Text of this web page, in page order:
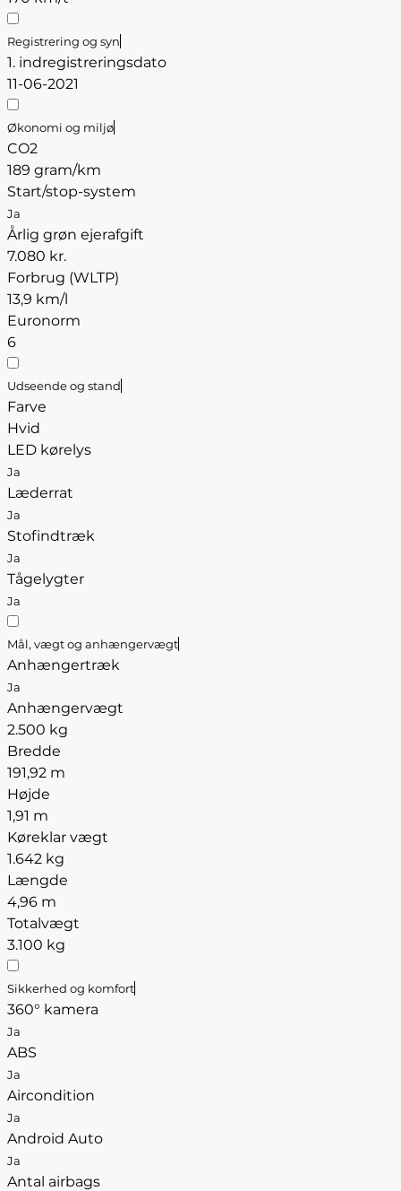
Registrering og syn
1. indregistreringsdato
11-06-2021
Økonomi og miljø
CO2
189 gram/km
Start/stop-system
Ja
Årlig grøn ejerafgift
7.080 kr.
Forbrug (WLTP)
13,9 km/l
Euronorm
6
Udseende og stand
Farve
Hvid
LED kørelys
Ja
Læderrat
Ja
Stofindtræk
Ja
Tågelygter
Ja
Mål, vægt og anhængervægt
Anhængertræk
Ja
Anhængervægt
2.500 kg
Bredde
191,92 m
Højde
1,91 m
Køreklar vægt
1.642 kg
Længde
4,96 m
Totalvægt
3.100 kg
Sikkerhed og komfort
360° kamera
Ja
ABS
Ja
Aircondition
Ja
Android Auto
Ja
Antal airbags